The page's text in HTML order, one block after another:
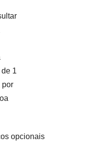
1
por
opcionais